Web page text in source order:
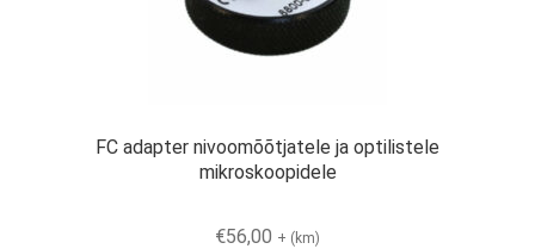
FC adapter nivoomõõtjatele ja optilistele
mikroskoopidele
€56,00 + (km)